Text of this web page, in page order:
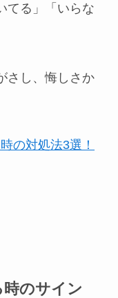
てる」「いらな
さし、悔しさか
の対処法3選！
のサイン